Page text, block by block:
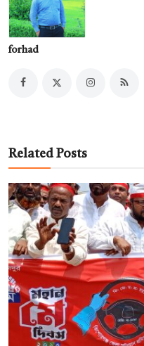
forhad
Related Posts